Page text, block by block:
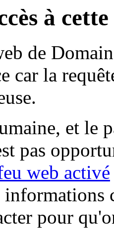
à
de
car la
et le
pas
web activé
informations
pour